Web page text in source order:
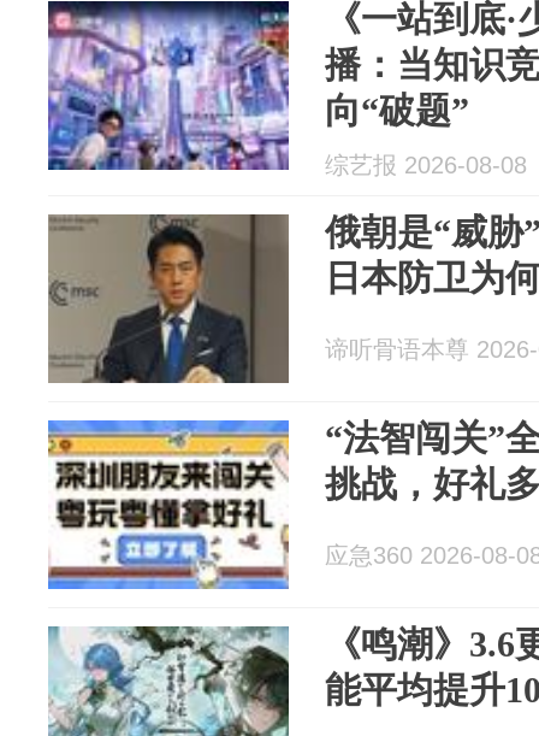
《一站到底
播：当知识
向“破题”
综艺报 2026-08-08
俄朝是“威胁
日本防卫为
谛听骨语本尊
“法智闯关”
挑战，好礼
应急360 2026-08-
《鸣潮》3.6
能平均提升